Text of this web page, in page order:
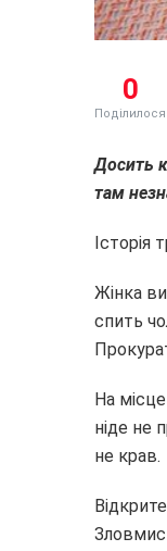
0
Поділилося
Досить
там
Жінка
спить
На
ніде не
не крав.